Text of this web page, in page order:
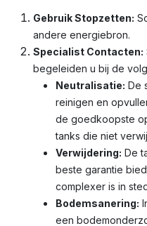
Gebruik Stopzetten:
andere energiebron.
Specialist Contacten:
begeleiden u bij de
Neutralisatie: De
reinigen en
de goedkoopste
tanks die niet
Verwijdering: De
beste garantie
complexer is in
Bodemsanering:
een